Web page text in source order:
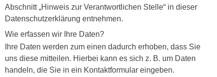
Abschnitt „Hinweis zur Verantwortlichen Stelle“ in dieser
Datenschutzerklärung entnehmen.
Wie erfassen wir Ihre Daten?
Ihre Daten werden zum einen dadurch erhoben, dass Sie
uns diese mitteilen. Hierbei kann es sich z. B. um Daten
handeln, die Sie in ein Kontaktformular eingeben.